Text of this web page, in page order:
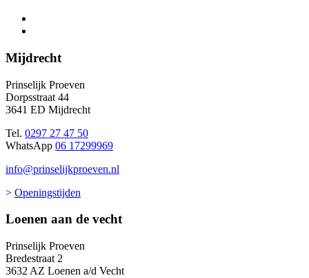
Mijdrecht
Prinselijk Proeven
Dorpsstraat 44
3641 ED Mijdrecht
Tel. 0297 27 47 50
WhatsApp 06 17299969
info@prinselijkproeven.nl
> Openingstijden
Loenen aan de vecht
Prinselijk Proeven
Bredestraat 2
3632 AZ Loenen a/d Vecht